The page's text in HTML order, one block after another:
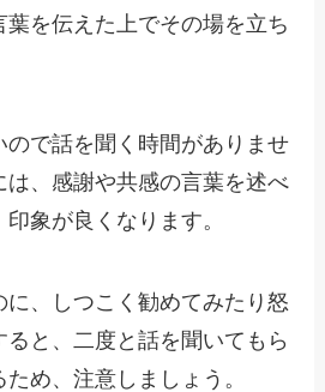
を伝えた上でその場を立ち
ので話を聞く時間がありませ
は、感謝や共感の言葉を述べ
象が良くなります。
に、しつこく勧めてみたり怒
ると、二度と話を聞いてもら
め、注意しましょう。